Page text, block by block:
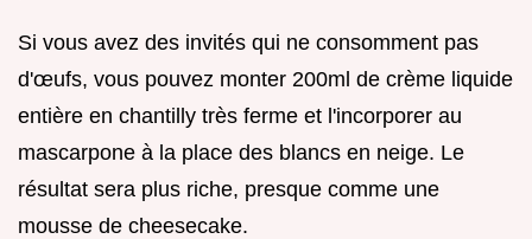
Si vous avez des invités qui ne consomment pas
d'œufs, vous pouvez monter 200ml de crème liquide
entière en chantilly très ferme et l'incorporer au
mascarpone à la place des blancs en neige. Le
résultat sera plus riche, presque comme une
mousse de cheesecake.